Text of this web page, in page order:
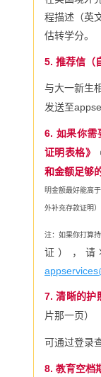
程描述（英
估转学分。
5. 推荐信（
与大一新生
发送至
6. 如果你需
证明表格》
和金额足够
明金额最好能高
外补充存款证明）
注：如果你打算
证），请
7.清晰的护
片那一页）
可通过登录
8. 教育空档